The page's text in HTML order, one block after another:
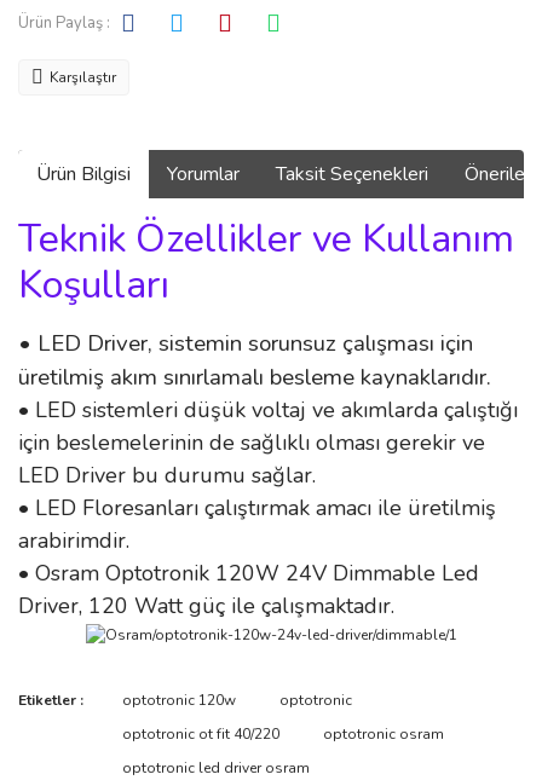
Ürün Paylaş :
Karşılaştır
Ürün Bilgisi Yorumlar Taksit Seçenekleri
Teknik Özellikler ve Kullanım
Koşulları
• LED Driver, sistemin sorunsuz çalışması için
üretilmiş akım sınırlamalı besleme kaynaklarıdır.
• LED sistemleri düşük voltaj ve akımlarda çalıştığı
için beslemelerinin de sağlıklı olması gerekir ve
LED Driver bu durumu sağlar.
• LED Floresanları çalıştırmak amacı ile üretilmiş
arabirimdir.
• Osram Optotronik 120W 24V Dimmable Led
Driver, 120 Watt güç ile çalışmaktadır.
Bu ürüne ilk yorumu siz yapın!
Bu ürünün fiyat bilgisi, resim, ürün açıklamalarında ve diğer
tarafımıza iletebilirsiniz.
Görüş ve önerileriniz için teşekkür ederiz.
Etiketler : optotronic 120w
optotronic
optotronic ot fit 40/220
optotronic osram
optotronic led driver osram